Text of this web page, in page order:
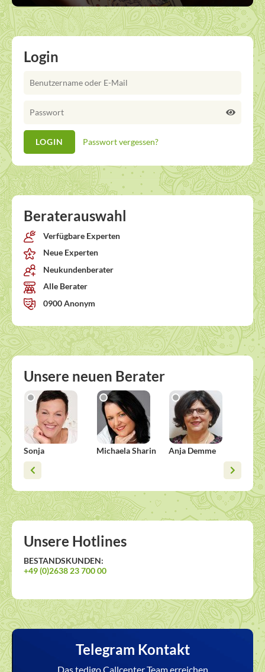
Login
Passwort vergessen?
Beraterauswahl
Verfügbare Experten
Neue Experten
Neukundenberater
Alle Berater
0900 Anonym
Unsere neuen Berater
Sonja Michaela Sharin Anja Demme
Unsere Hotlines
BESTANDSKUNDEN:
+49 (0)2638 23 700 00
Telegram Kontakt
Das tedigo Callcenter Team erreichen